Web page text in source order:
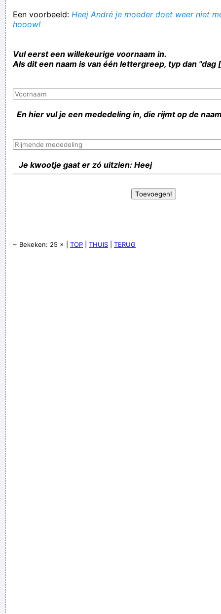
Een voorbeeld: Heej André je moeder doet weer niet
hooow!
Vul eerst een willekeurige voornaam in.
Als dit een naam is van één lettergreep, typ dan "dag
En hier vul je een mededeling in, die rijmt op de
Je kwootje gaat er zó uitzien: Heej
~ Bekeken: 25 × | TOP THUIS TERUG